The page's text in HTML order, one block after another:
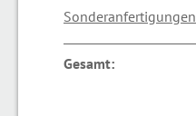
Sonderanfertigungen
Gesamt: